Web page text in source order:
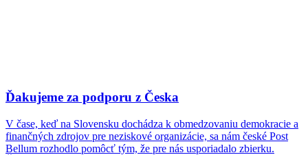
Ďakujeme za podporu z Česka
V čase, keď na Slovensku dochádza k obmedzovaniu demokracie a
finančných zdrojov pre neziskové organizácie, sa nám české Post
Bellum rozhodlo pomôcť tým, že pre nás usporiadalo zbierku.